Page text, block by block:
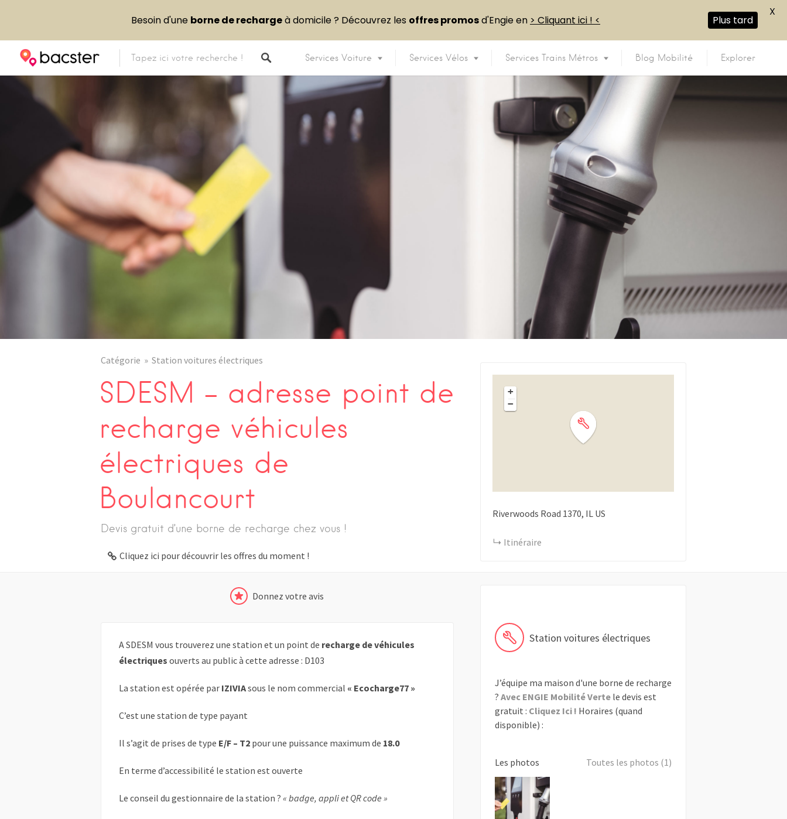
Services Voiture Services Vélos Services Trains Métros Blog Mobilité Explorer
Catégorie Station voitures électriques
SDESM – adresse point de
recharge véhicules
électriques de
Boulancourt
Devis gratuit d’une borne de recharge chez vous !
Cliquez ici pour découvrir les offres du moment !
Donnez votre avis
A SDESM vous trouverez une station et un point de recharge de véhicules
électriques ouverts au public à cette adresse : D103
La station est opérée par IZIVIAsous le nom commercial « Ecocharge77 »
C’est une station de type payant
Il s’agit de prises de type E/F – T2 pour une puissance maximum de 18.0
En terme d’accessibilité le station est ouverte
Le conseil du gestionnaire de la station ? « badge, appli et QR code »
+
−
Riverwoods Road 1370 IL US
Itinéraire
Station voitures électriques
J’équipe ma maison d'une borne de recharge
? Avec ENGIE Mobilité Vertele devis est
gratuit : Cliquez Ici ! Horaires (quand
disponible) :
Les photos Toutes les photos (1)
Besoin d'une borne de rechargeà domicile ? Découvrez les offres promosd'Engie en > Cliquant ici ! < Plus tard
X